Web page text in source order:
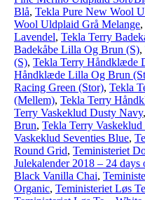
Blå, Tekla Pure New Wool
Wool Uldplaid Grå Melange,
Lavendel, Tekla Terry
Badekåbe Lilla Og Brun (S),
(S), Tekla Terry Håndklæde
Håndklæde Lilla Og Brun
Racing Green (Stor), Tekla
(Mellem), Tekla Terry
Terry Vaskeklud Dusty Navy,
Brun, Tekla Terry Vaskeklud
Vaskeklud Seventies Blue,
Round Grid, Teministeriet
Julekalender 2018 – 24 days
Black Vanilla Chai,
Organic, Teministeriet Løs